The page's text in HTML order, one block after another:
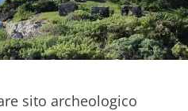
sito archeologico